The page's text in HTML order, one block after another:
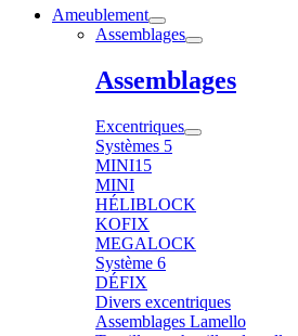
Ameublement
Assemblages
Assemblages
Excentriques
Systèmes 5
MINI15
MINI
HÉLIBLOCK
KOFIX
MEGALOCK
Système 6
DÉFIX
Divers excentriques
Assemblages Lamello